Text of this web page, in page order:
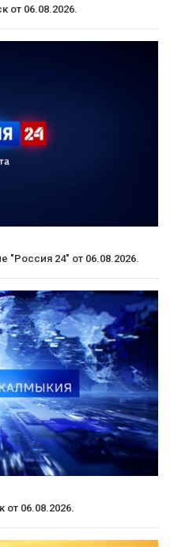
от 06.08.2026.
"Россия 24" от 06.08.2026.
06.08.2026.